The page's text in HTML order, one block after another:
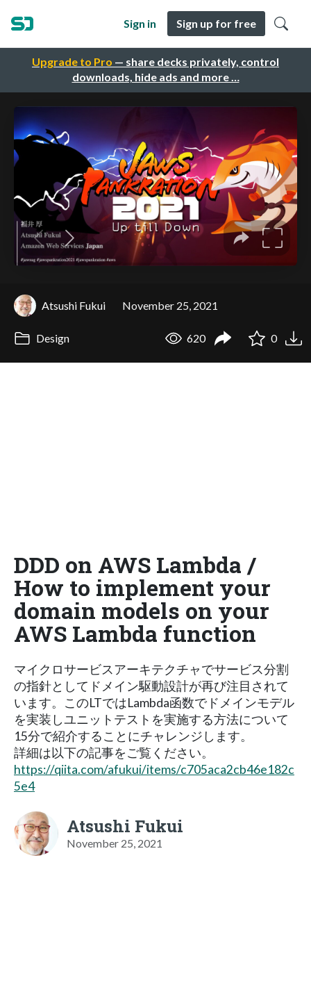
Upgrade to Pro — share decks privately, control
downloads, hide ads and more …
Sign in Sign up for free
Atsushi Fukui November 25, 2021
Design 620 0
DDD on AWS Lambda /
How to implement your
domain models on your
AWS Lambda function
マイクロサービスアーキテクチャでサービス分割
の指針としてドメイン駆動設計が再び注目されて
います。このLTではLambda函数でドメインモデル
を実装しユニットテストを実施する方法について
15分で紹介することにチャレンジします。
詳細は以下の記事をご覧ください。
https://qiita.com/afukui/items/c705aca2cb46e182c
5e4
Atsushi Fukui
November 25, 2021